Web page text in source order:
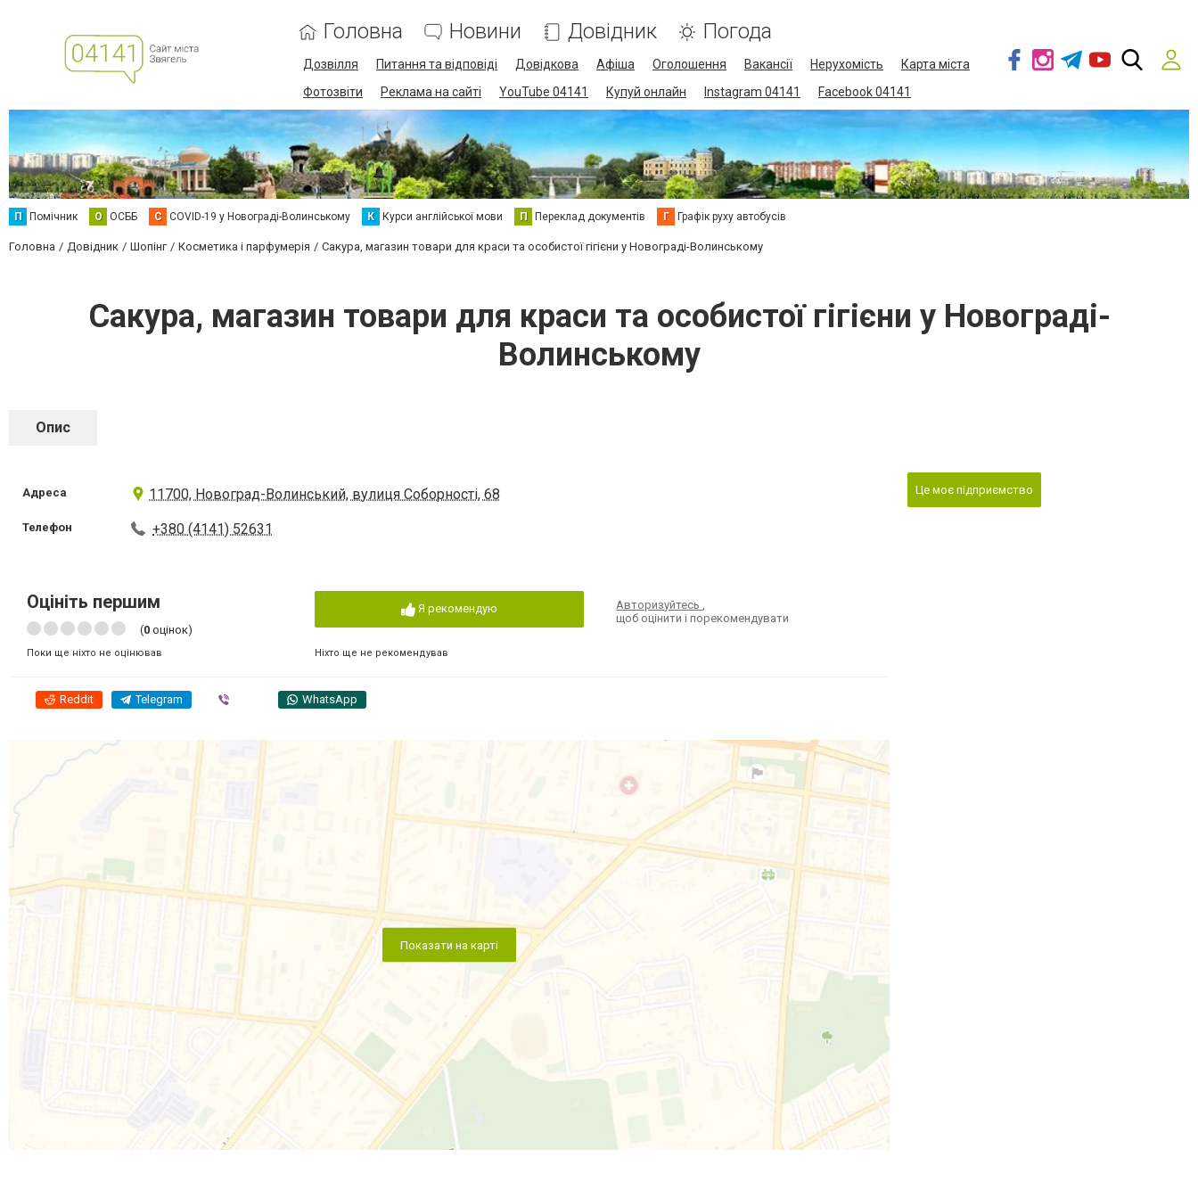
Головна Новини Довідник Погода
Дозвілля Питання та відповіді Довідкова Афіша Оголошення Вакансії Нерухомість
Карта міста
Фотозвіти
Реклама на сайті YouTube 04141 Купуй онлайн Instagram 04141 Facebook 04141
П Помічник О ОСББ C COVID-19 у Новограді-Волинському К Курси англійської мови П Переклад документів Г Графік руху автобусів
Головна Довідник Шопінг Косметика і парфумерія Сакура, магазин товари для краси та особистої гігієни у Новограді-Волинському
Сакура, магазин товари для краси та особистої гігієни у Новограді-
Волинському
Опис
Адреса 11700, Новоград-Волинський, вулиця Соборності, 68
Телефон +380 (4141) 52631
Оцініть першим
(0 оцінок)
Поки ще ніхто не оцінював
Я рекомендую
Ніхто ще не рекомендував
Авторизуйтесь,
щоб оцінити і порекомендувати
Reddit Telegram WhatsApp
Показати на карті
Це моє підприємство